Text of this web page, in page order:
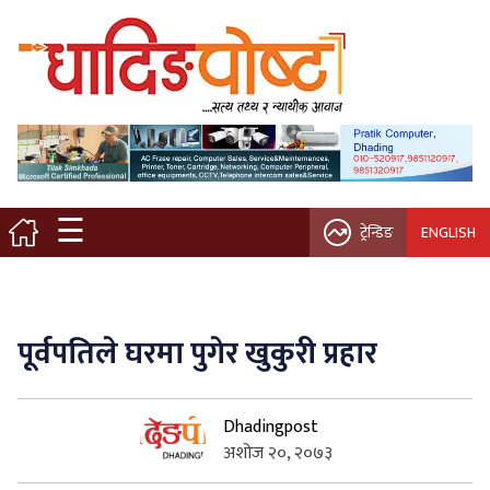
☰
मुख्य पृष्ठ
स्थानीय समाचार
विचार / ब्लग
नगर/गाउँ पालिका
कृषि/सहकारी
प्रवास
ट्रेन्डिङ ENGLISH
पूर्वपतिले घरमा पुगेर खुकुरी प्रहार
Dhadingpost
अशोज २०, २०७३